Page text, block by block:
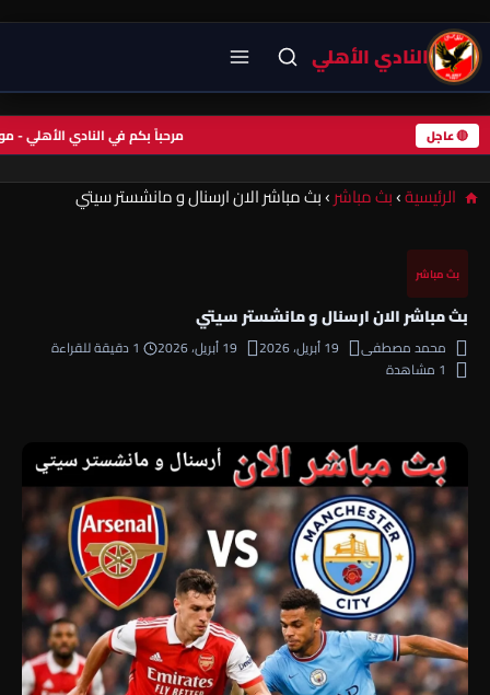
النادي الأهلي
🔴 عاجل مرحباً بكم في النادي الأهلي
الرئيسية›بث مباشر›بث مباشر الان ارسنال و مانشستر سيتي
بث مباشر
بث مباشر الان ارسنال و مانشستر سيتي
محمد مصطفى 19 أبريل، 2026 19 أبريل، 2026
1 دقيقة للقراءة
1 مشاهدة